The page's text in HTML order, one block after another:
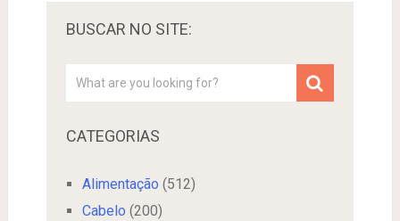
BUSCAR NO SITE:
CATEGORIAS
Alimentação (512)
Cabelo (200)